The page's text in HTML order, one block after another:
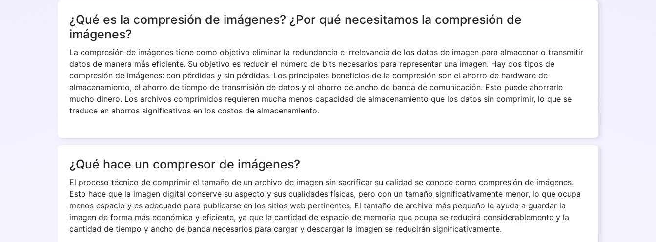
¿Qué es la compresión de imágenes? ¿Por qué necesitamos la compresión de
imágenes?
La compresión de imágenes tiene como objetivo eliminar la redundancia e irrelevancia de los datos de imagen para almacenar o transmitir
datos de manera más eficiente. Su objetivo es reducir el número de bits necesarios para representar una imagen. Hay dos tipos de
compresión de imágenes: con pérdidas y sin pérdidas. Los principales beneficios de la compresión son el ahorro de hardware de
almacenamiento, el ahorro de tiempo de transmisión de datos y el ahorro de ancho de banda de comunicación. Esto puede ahorrarle
mucho dinero. Los archivos comprimidos requieren mucha menos capacidad de almacenamiento que los datos sin comprimir, lo que se
traduce en ahorros significativos en los costos de almacenamiento.
¿Qué hace un compresor de imágenes?
El proceso técnico de comprimir el tamaño de un archivo de imagen sin sacrificar su calidad se conoce como compresión de imágenes.
Esto hace que la imagen digital conserve su aspecto y sus cualidades físicas, pero con un tamaño significativamente menor, lo que ocupa
menos espacio y es adecuado para publicarse en los sitios web pertinentes. El tamaño de archivo más pequeño le ayuda a guardar la
imagen de forma más económica y eficiente, ya que la cantidad de espacio de memoria que ocupa se reducirá considerablemente y la
cantidad de tiempo y ancho de banda necesarios para cargar y descargar la imagen se reducirán significativamente.